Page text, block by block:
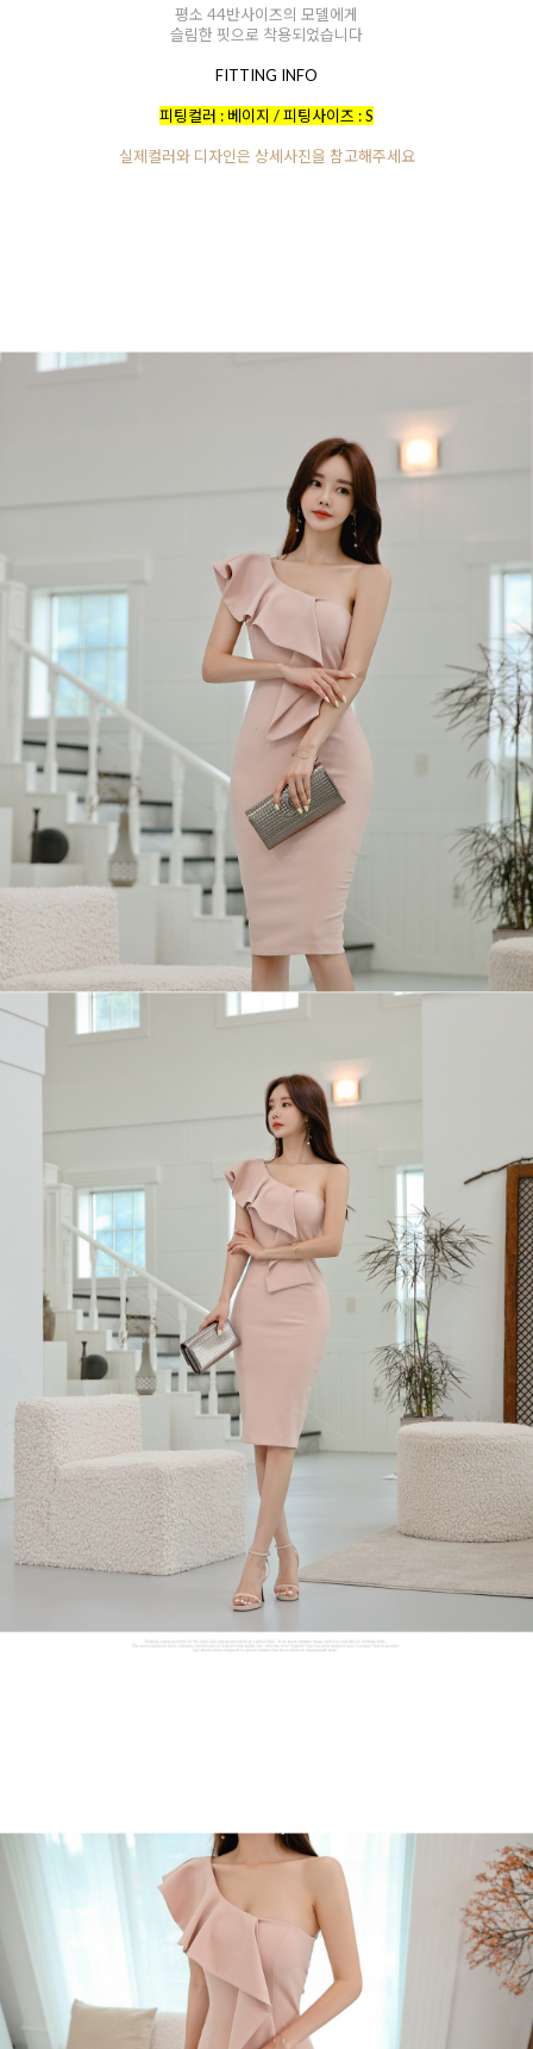
평소 44반사이즈의 모델에게
슬림한 핏으로 착용되었습니다
FITTING INFO
피팅컬러 : 베이지 / 피팅사이즈 : S
실제컬러와 디자인은 상세사진을 참고해주세요